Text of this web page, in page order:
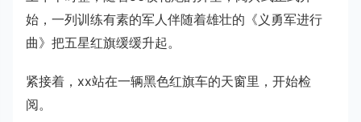
始，一列训练有素的军人伴随着雄壮的《义勇军进行
曲》把五星红旗缓缓升起。
紧接着，xx站在一辆黑色红旗车的天窗里，开始检
阅。